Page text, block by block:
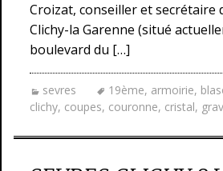
Croizat, conseiller et secrétaire
Clichy-la Garenne (situé
boulevard du […]
sevres 19ème, armoirie,
clichy, coupes, couronne, cristal,